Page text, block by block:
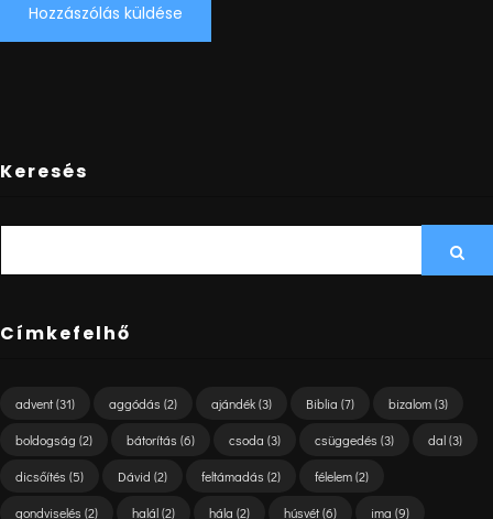
Keresés
Címkefelhő
advent(31) aggódás (2) ajándék(3) Biblia (7) bizalom(3)
boldogság (2) bátorítás (6) csoda (3) csüggedés (3) dal(3)
dicsőítés (5) Dávid (2) feltámadás (2) félelem(2)
gondviselés (2) halál(2) hála (2) húsvét(6) ima (9)